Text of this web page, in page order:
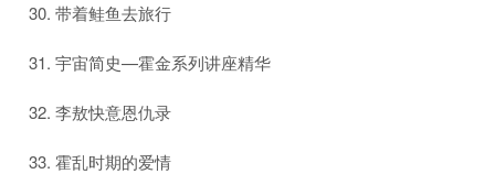
带着鲑鱼去旅行
宇宙简史—霍金系列讲座精华
李敖快意恩仇录
霍乱时期的爱情